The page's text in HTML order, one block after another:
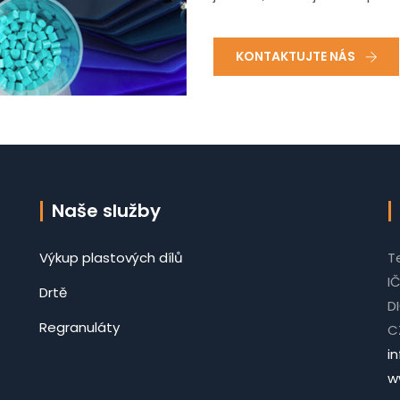
KONTAKTUJTE NÁS
Naše služby
Výkup plastových dílů
Drtě
Regranuláty